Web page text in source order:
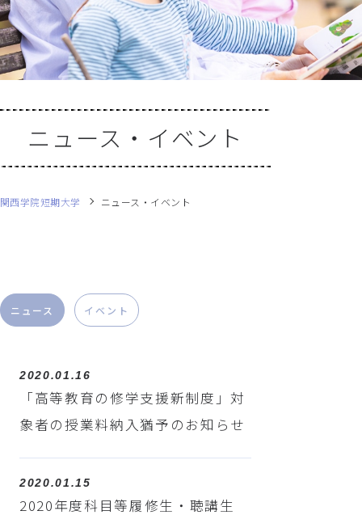
ニュース・イベント
関西学院短期大学 ニュース・イベント
ニュース イベント
2020.01.16
「高等教育の修学支援新制度」対
象者の授業料納入猶予のお知らせ
2020.01.15
2020年度科目等履修生・聴講生